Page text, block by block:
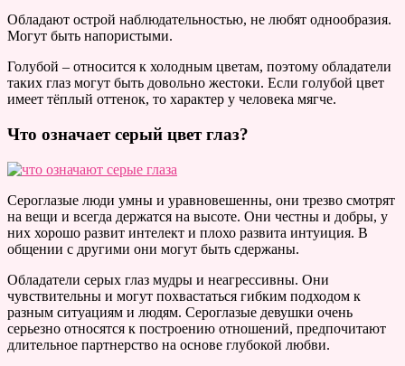
Обладают острой наблюдательностью, не любят однообразия.
Могут быть напористыми.
Голубой – относится к холодным цветам, поэтому обладатели
таких глаз могут быть довольно жестоки. Если голубой цвет
имеет тёплый оттенок, то характер у человека мягче.
Что означает серый цвет глаз?
Сероглазые люди умны и уравновешенны, они трезво смотрят
на вещи и всегда держатся на высоте. Они честны и добры, у
них хорошо развит интелект и плохо развита интуиция. В
общении с другими они могут быть сдержаны.
Обладатели серых глаз мудры и неагрессивны. Они
чувствительны и могут похвастаться гибким подходом к
разным ситуациям и людям. Сероглазые девушки очень
серьезно относятся к построению отношений, предпочитают
длительное партнерство на основе глубокой любви.